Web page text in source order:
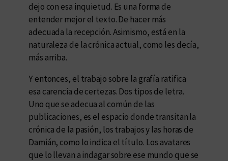
dejo con esa inquietud. Es una forma de
entender mejor el texto. De hacer más
adecuada la recepción. Asimismo, está en la
naturaleza de la crónica actual, como les decía,
más arriba.
Y entonces, el trabajo sobre la grafía ratifica
esa carencia de certezas. Dos tipos de letra.
Uno que se adecua al común de las
publicaciones, es el espacio donde transitan la
crónica de la pasión, los trabajos y las horas de
Damián, como lo indica el título. Los avatares
que lo llevan a indagar sobre ese mundo que se